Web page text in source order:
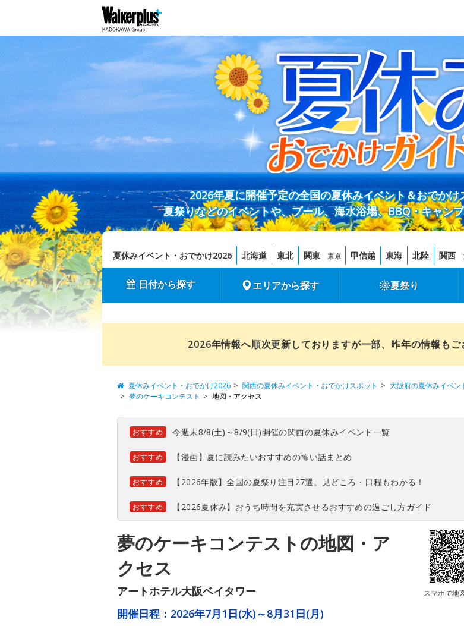
2026年夏に開催予定の全国の夏休みイベント＆おでか
夏祭りなどのイベントや、プール、海水浴場、BBQ・キャン
夏休みイベント・おでかけ2026 北海道 東北 関東 東京 甲信越 東海 北陸 関西
日付から探す エリアから探す 夏祭り
2026年情報へ順次更新しておりますが一部、昨年の情報もご
夏休みイベント・おでかけ2026 関西の夏休みイベント・おでかけスポット 大阪府の夏休みイベン
夢のケーキコンテスト
地図・アクセス
おすすめ 今週末8/8(土)～8/9(日)開催の関西の夏休みイベント一覧
おすすめ 【漫画】夏に読みたいおすすめの怖い話まとめ
おすすめ 【2026年版】全国の夏祭り注目27選。見どころ・日程もわかる！
おすすめ 【2026夏休み】おうち時間を充実させるおすすめの過ごし方ガイド
夢のケーキコンテストの地図・ア
クセス
アートホテル大阪ベイタワー スマホで地
開催日程： 2026年7月1日(水)～8月31日(月)